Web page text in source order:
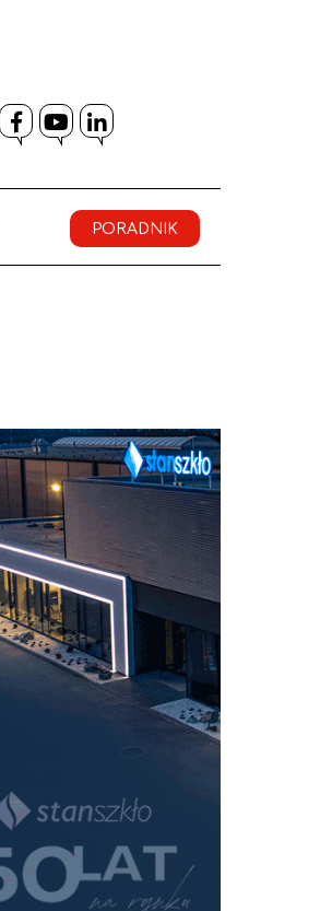
Facebook
YouTube
LinkedIn
PORADNIK